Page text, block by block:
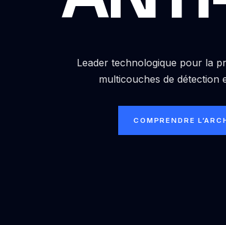
Leader technologique pour la
multicouches de détection
COMPRENDRE